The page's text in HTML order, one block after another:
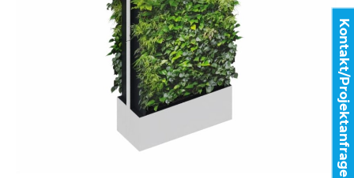
Kontakt/Projektanfrage